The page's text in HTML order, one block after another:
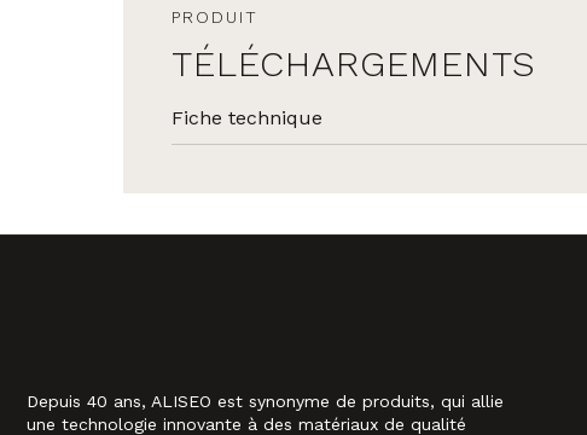
PRODUIT
TÉLÉCHARGEMENTS
Fiche technique
Depuis 40 ans, ALISEO est synonyme de produits, qui allie
une technologie innovante à des matériaux de qualité